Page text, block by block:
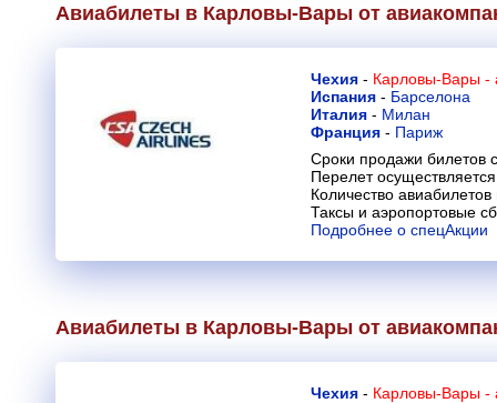
Авиабилеты в Карловы-Вары от
Чехия - Карловы-Вары -
Испания - Барселона
Италия - Милан
Франция - Париж
Сроки продажи билетов
Перелет
Количество
Таксы и аэропортовые
Подробнее о спецАкции
Авиабилеты в Карловы-Вары от
Чехия - Карловы-Вары -